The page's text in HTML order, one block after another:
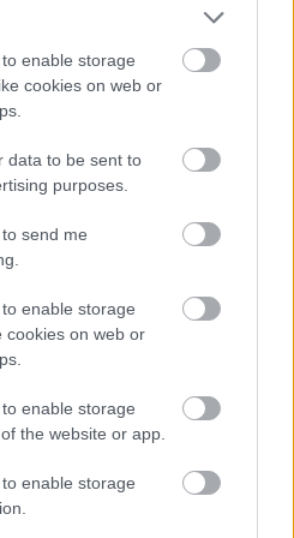
enable storage
cookies on web or
data to be sent to
purposes.
send me
enable storage
cookies on web or
enable storage
the website or app.
enable storage
a kapitalizmusban nem
is több köze volt a
mint pl.
a nézőpontból a
test felszabadítására
tulajdonít valaki egy
A női test pl. nem csak
a reprodukció
említése nélkül kicsit
helyiértékén a
térben a
védelme a konkrét fizikai